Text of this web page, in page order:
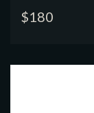
$180